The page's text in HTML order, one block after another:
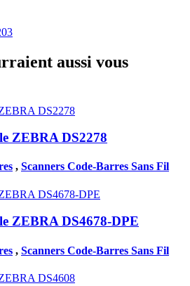
aussi vous
ZEBRA DS2278
, Scanners Code-Barres Sans Fil
ZEBRA DS4678-DPE
, Scanners Code-Barres Sans Fil